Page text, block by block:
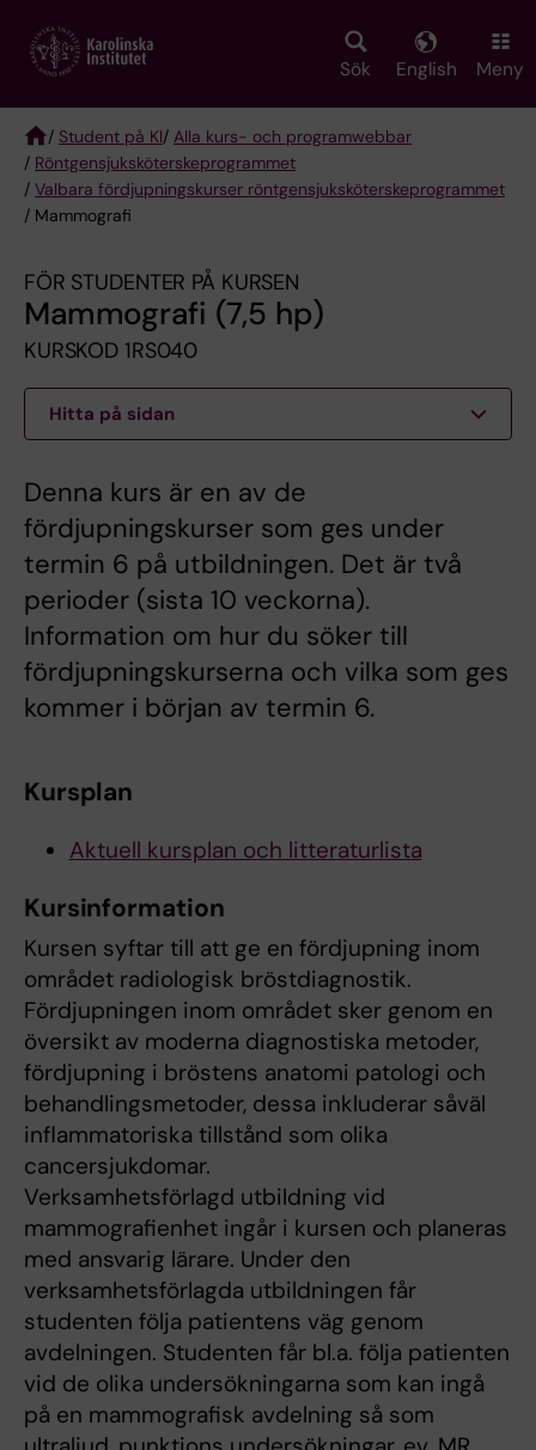
main
Sök English Meny
Breadcrumb
/ Student på KI/ Alla kurs- och programwebbar
/ Röntgen­sjuk­sköterske­programmet
/ Valbara fördjupningskurser röntgensjuksköterskeprogrammet
/ Mammografi
FÖR STUDENTER PÅ KURSEN
Mammografi (7,5 hp)
KURSKOD 1RS040
Hitta på sidan
Denna kurs är en av de
fördjupningskurser som ges under
termin 6 på utbildningen. Det är två
perioder (sista 10 veckorna).
Information om hur du söker till
fördjupningskurserna och vilka som ges
kommer i början av termin 6.
Kursplan
Aktuell kursplan och litteraturlista
Kursinformation
Kursen syftar till att ge en fördjupning inom
området radiologisk bröstdiagnostik.
Fördjupningen inom området sker genom en
översikt av moderna diagnostiska metoder,
fördjupning i bröstens anatomi patologi och
behandlingsmetoder, dessa inkluderar såväl
inflammatoriska tillstånd som olika
cancersjukdomar.
Verksamhetsförlagd utbildning vid
mammografienhet ingår i kursen och planeras
med ansvarig lärare. Under den
verksamhetsförlagda utbildningen får
studenten följa patientens väg genom
avdelningen. Studenten får bl.a. följa patienten
vid de olika undersökningarna som kan ingå
på en mammografisk avdelning så som